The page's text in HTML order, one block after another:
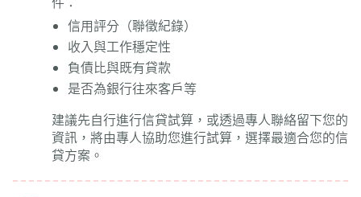
信用評分（聯徵紀錄）
收入與工作穩定性
負債比與既有貸款
是否為銀行往來客戶等
建議先自行進行信貸試算，或透過專人聯絡留下您的
資訊，將由專人協助您進行試算，選擇最適合您的信
貸方案。